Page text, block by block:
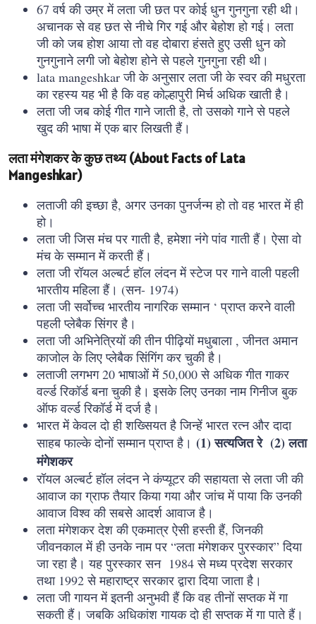
67 वर्ष की उम्र में लता जी छत पर कोई धुन गुनगुना रही थी।
अचानक से वह छत से नीचे गिर गई और बेहोश हो गई। लता
जी को जब होश आया तो वह दोबारा हंसते हुए उसी धुन को
गुनगुनाने लगी जो बेहोश होने से पहले गुनगुना रही थी।
lata mangeshkar जी के अनुसार लता जी के स्वर की मधुरता
का रहस्य यह भी है कि वह कोल्हापुरी मिर्च अधिक खाती है।
लता जी जब कोई गीत गाने जाती है, तो उसको गाने से पहले
खुद की भाषा में एक बार लिखती हैं।
लता मंगेशकर के कुछ तथ्य (About Facts of Lata
Mangeshkar)
लताजी की इच्छा है, अगर उनका पुनर्जन्म हो तो वह भारत में ही
हो।
लता जी जिस मंच पर गाती है, हमेशा नंगे पांव गाती हैं। ऐसा वो
मंच के सम्मान में करती हैं।
लता जी रॉयल अल्बर्ट हॉल लंदन में स्टेज पर गाने वाली पहली
भारतीय महिला हैं। (सन- 1974)
लता जी सर्वोच्च भारतीय नागरिक सम्मान ‘ प्राप्त करने वाली
पहली प्लेबैक सिंगर है।
लता जी अभिनेत्रियों की तीन पीढ़ियों मधुबाला , जीनत अमान
काजोल के लिए प्लेबैक सिंगिंग कर चुकी है।
लताजी लगभग 20 भाषाओं में 50,000 से अधिक गीत गाकर
वर्ल्ड रिकॉर्ड बना चुकी है। इसके लिए उनका नाम गिनीज बुक
ऑफ वर्ल्ड रिकॉर्ड में दर्ज है।
भारत में केवल दो ही शख्सियत है जिन्हें भारत रत्न और दादा
साहब फाल्के दोनों सम्मान प्राप्त है। (1) सत्यजित रे (2) लता
मंगेशकर
रॉयल अल्बर्ट हॉल लंदन ने कंप्यूटर की सहायता से लता जी की
आवाज का ग्राफ तैयार किया गया और जांच में पाया कि उनकी
आवाज विश्व की सबसे आदर्श आवाज है।
लता मंगेशकर देश की एकमात्र ऐसी हस्ती हैं, जिनकी
जीवनकाल में ही उनके नाम पर “लता मंगेशकर पुरस्कार” दिया
जा रहा है। यह पुरस्कार सन 1984 से मध्य प्रदेश सरकार
तथा 1992 से महाराष्ट्र सरकार द्वारा दिया जाता है।
लता जी गायन में इतनी अनुभवी हैं कि वह तीनों सप्तक में गा
सकती हैं। जबकि अधिकांश गायक दो ही सप्तक में गा पाते हैं।